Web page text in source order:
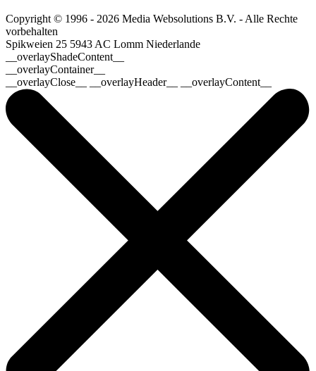
Copyright © 1996 - 2026 Media Websolutions B.V. - Alle Rechte
vorbehalten
Spikweien 25 5943 AC Lomm Niederlande
__overlayShadeContent__
__overlayContainer__
__overlayClose__ __overlayHeader__ __overlayContent__